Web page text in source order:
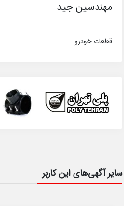
مهندسین جید
قطعات خودرو
سایر آگهی‌های این کاربر